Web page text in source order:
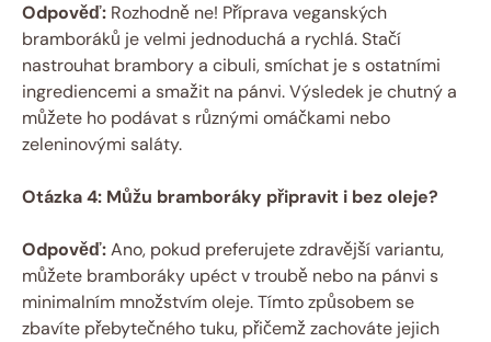
Odpověď: Rozhodně ne! Příprava veganských
bramboráků je velmi jednoduchá a rychlá. Stačí
nastrouhat brambory a cibuli, smíchat je s ostatními
ingrediencemi a smažit na pánvi. Výsledek je chutný a
můžete ho podávat s různými omáčkami nebo
zeleninovými saláty.
Otázka 4: Můžu bramboráky připravit i bez oleje?
Odpověď:Ano, pokud preferujete zdravější variantu,
můžete bramboráky upéct v troubě nebo na pánvi s
minimalním množstvím oleje. Tímto způsobem se
zbavíte přebytečného tuku, přičemž zachováte jejich